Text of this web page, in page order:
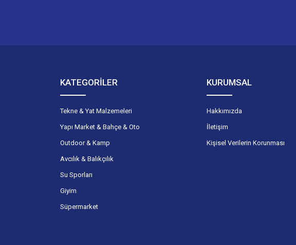
KATEGORİLER
Tekne & Yat Malzemeleri
Yapı Market & Bahçe & Oto
Outdoor & Kamp
Avcılık & Balıkçılık
Su Sporları
Giyim
Süpermarket
KURUMSAL
Hakkımızda
İletişim
Kişisel Verilerin Korunması